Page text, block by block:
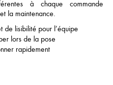
à chaque commande
la maintenance.
de lisibilité pour l’équipe
lors de la pose
rapidement